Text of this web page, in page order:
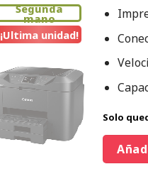
¡Ultima unidad!
Segunda
mano
Solo